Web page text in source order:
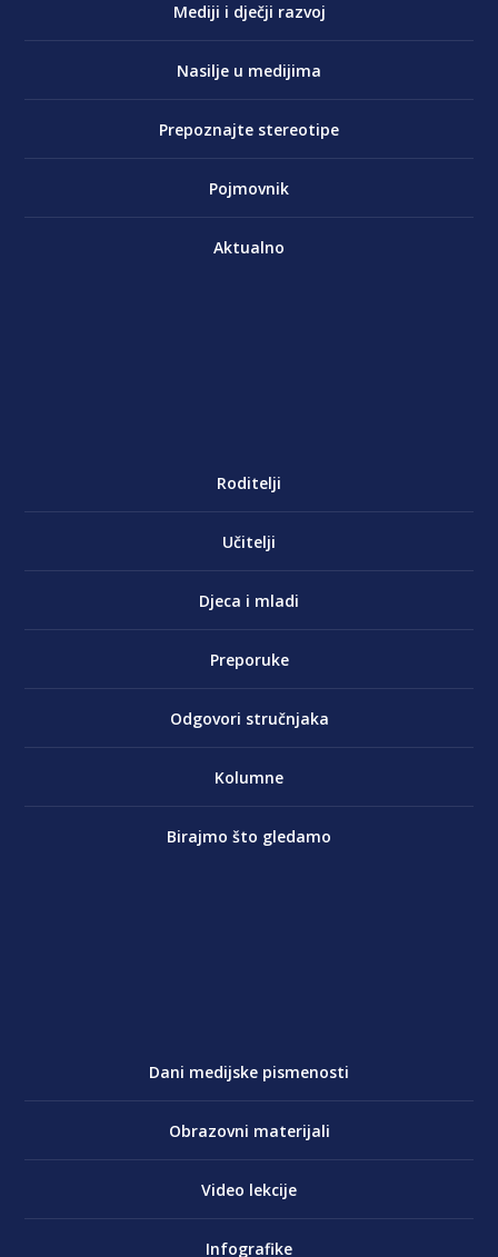
Mediji i dječji razvoj
Nasilje u medijima
Prepoznajte stereotipe
Pojmovnik
Aktualno
Roditelji
Učitelji
Djeca i mladi
Preporuke
Odgovori stručnjaka
Kolumne
Birajmo što gledamo
Dani medijske pismenosti
Obrazovni materijali
Video lekcije
Infografike